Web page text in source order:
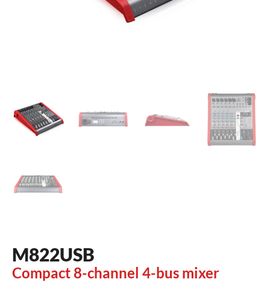
M822USB
Compact 8-channel 4-bus mixer